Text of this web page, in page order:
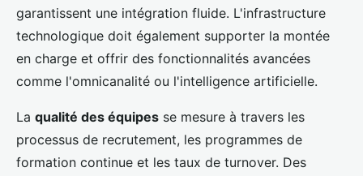
garantissent une intégration fluide. L'infrastructure
technologique doit également supporter la montée
en charge et offrir des fonctionnalités avancées
comme l'omnicanalité ou l'intelligence artificielle.
La qualité des équipes se mesure à travers les
processus de recrutement, les programmes de
formation continue et les taux de turnover. Des